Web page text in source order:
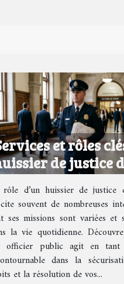
et rôles
de justice
91
d’un huissier de justice
souvent de nombreuses
ses missions sont variées et
la vie quotidienne.
officier public agit en
dans la
et la résolution de vos...